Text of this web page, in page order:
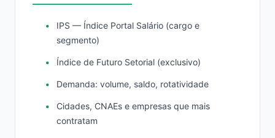
IPS — Índice Portal Salário (cargo e
segmento)
Índice de Futuro Setorial (exclusivo)
Demanda: volume, saldo, rotatividade
Cidades, CNAEs e empresas que mais
contratam